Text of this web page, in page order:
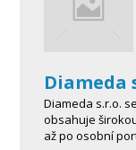
Diameda
Diameda s.r.o.
obsahuje
až po osobní